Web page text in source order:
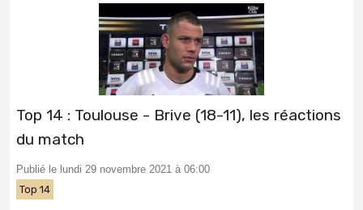
Top 14 : Toulouse - Brive (18-11), les réactions
du match
Publié le lundi 29 novembre 2021 à 06:00
Top 14